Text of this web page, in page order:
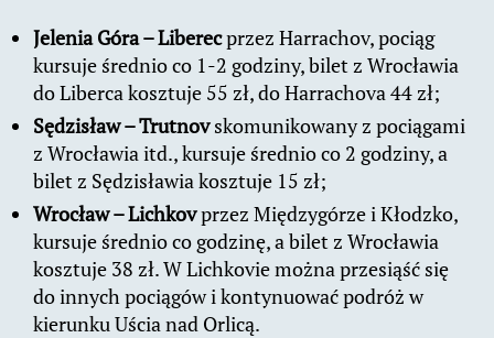
Jelenia Góra – Liberecprzez Harrachov, pociąg
kursuje średnio co 1-2 godziny, bilet z Wrocławia
do Liberca kosztuje 55 zł, do Harrachova 44 zł;
Sędzisław – Trutnovskomunikowany z pociągami
z Wrocławia itd., kursuje średnio co 2 godziny, a
bilet z Sędzisławia kosztuje 15 zł;
Wrocław – Lichkovprzez Międzygórze i Kłodzko,
kursuje średnio co godzinę, a bilet z Wrocławia
kosztuje 38 zł. W Lichkovie można przesiąść się
do innych pociągów i kontynuować podróż w
kierunku Uścia nad Orlicą.